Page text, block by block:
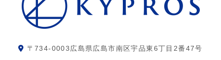
〒734-0003広島県広島市南区宇品東6丁目2番47号